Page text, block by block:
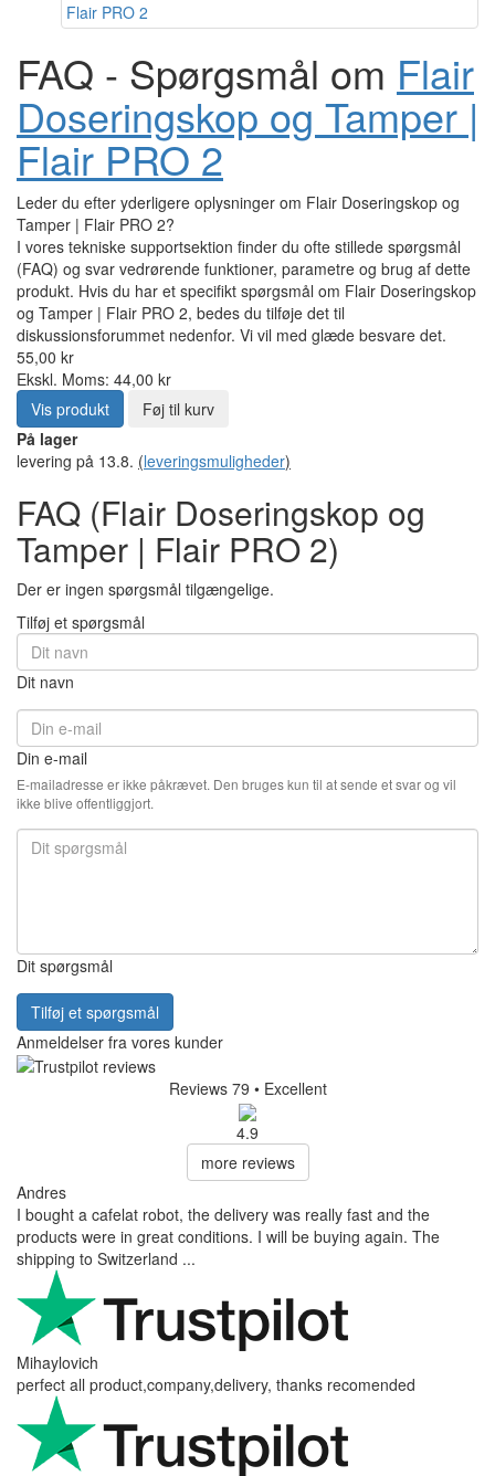
FAQ - Spørgsmål om Flair
Doseringskop og Tamper |
Flair PRO 2
Leder du efter yderligere oplysninger om Flair Doseringskop og
Tamper | Flair PRO 2?
I vores tekniske supportsektion finder du ofte stillede spørgsmål
(FAQ) og svar vedrørende funktioner, parametre og brug af dette
produkt. Hvis du har et specifikt spørgsmål om Flair Doseringskop
og Tamper | Flair PRO 2, bedes du tilføje det til
diskussionsforummet nedenfor. Vi vil med glæde besvare det.
55,00 kr
Ekskl. Moms: 44,00 kr
Vis produkt
Føj til kurv
På lager
levering på 13.8. (leveringsmuligheder)
FAQ (Flair Doseringskop og
Tamper | Flair PRO 2)
Der er ingen spørgsmål tilgængelige.
Tilføj et spørgsmål
Dit navn
Din e-mail
E-mailadresse er ikke påkrævet. Den bruges kun til at sende et svar og vil
ikke blive offentliggjort.
Dit spørgsmål
Tilføj et spørgsmål
Anmeldelser fra vores kunder
Reviews 79 • Excellent
4.9
more reviews
Andres
I bought a cafelat robot, the delivery was really fast and the
products were in great conditions. I will be buying again. The
shipping to Switzerland ...
Mihaylovich
perfect all product,company,delivery, thanks recomended